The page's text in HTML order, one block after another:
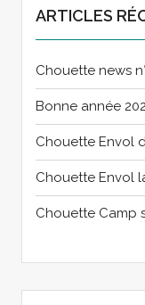
ARTICLES
Chouette news
Bonne année
Chouette Envol
Chouette Envol
Chouette Camp